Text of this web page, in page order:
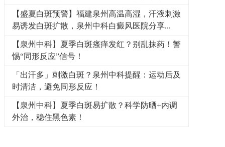
【盛夏白斑预警】福建泉州高温高湿，汗液刺激
易诱发白斑扩散，泉州中科白癜风医院分享...
【泉州中科】夏季白斑瘙痒发红？别乱抹药！警
惕“同形反应”信号！
「出汗多」刺激白斑？泉州中科提醒：运动后及
时清洁，避免同形反应！
【泉州中科】夏季白斑易扩散？科学防晒+内调
外治，稳住黑色素！